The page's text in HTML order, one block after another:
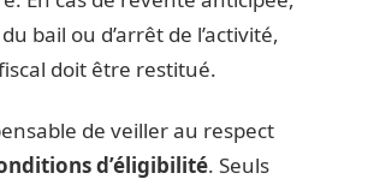
bail ou d’arrêt de l’activité,
doit être restitué.
de veiller au respect
d’éligibilité. Seuls